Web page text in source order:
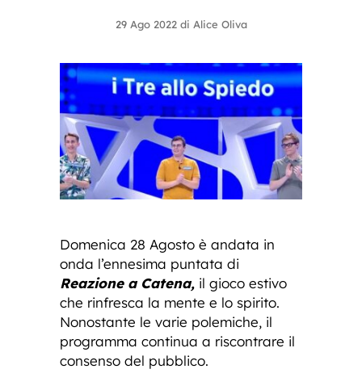
29 Ago 2022 di Alice Oliva
Domenica 28 Agosto è andata in
onda l’ennesima puntata di
Reazione a Catena, il gioco estivo
che rinfresca la mente e lo spirito.
Nonostante le varie polemiche, il
programma continua a riscontrare il
consenso del pubblico.